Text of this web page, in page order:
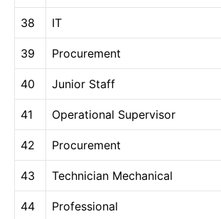
38 IT
39 Procurement
40 Junior Staff
41 Operational Supervisor
42 Procurement
43 Technician Mechanical
44 Professional